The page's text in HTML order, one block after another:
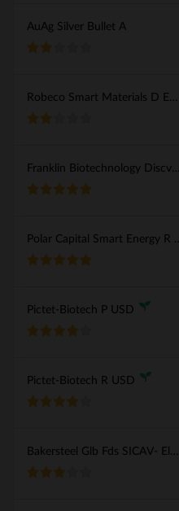
AuAg Silver Bullet A
Robeco Smart Materials D EUR
Franklin Biotechnology Discv A(acc)USD
Polar Capital
Pictet-Biotech P USD
Pictet-Biotech R USD
Bakersteel Glb Fds SICAV- Elctm A EUR